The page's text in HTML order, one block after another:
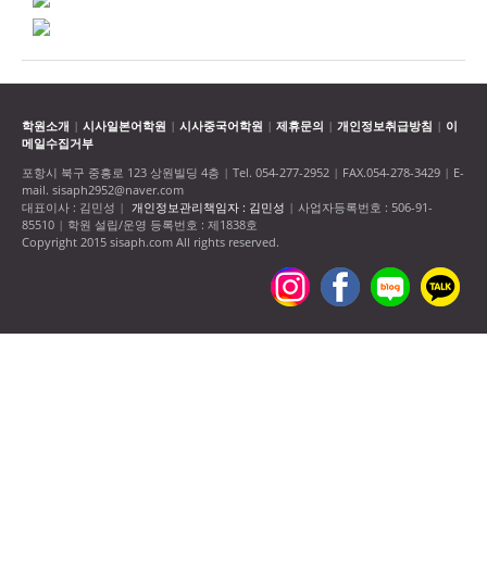
학원소개 | 시사일본어학원 | 시사중국어학원 | 제휴문의 | 개인정보취급방침 | 이
메일수집거부
포항시 북구 중흥로 123 상원빌딩 4층 | Tel. 054-277-2952 | FAX.054-278-3429 | E-
mail. sisaph2952@naver.com
대표이사 : 김민성 | 개인정보관리책임자 : 김민성 | 사업자등록번호 : 506-91-
85510 | 학원 설립/운영 등록번호 : 제1838호
Copyright 2015 sisaph.com All rights reserved.